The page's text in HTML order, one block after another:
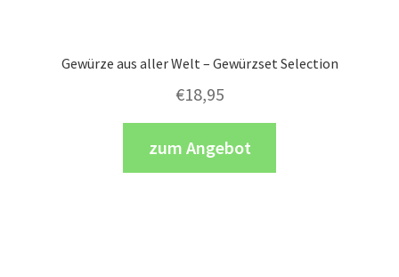
Gewürze aus aller Welt – Gewürzset Selection
€18,95
zum Angebot